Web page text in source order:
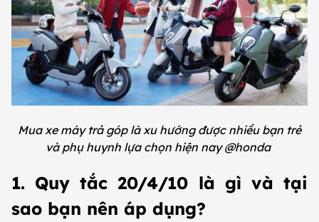
Mua xe máy trả góp là xu hướng được nhiều bạn trẻ
và phụ huynh lựa chọn hiện nay @honda
1. Quy tắc 20/4/10 là gì và tại
sao bạn nên áp dụng?